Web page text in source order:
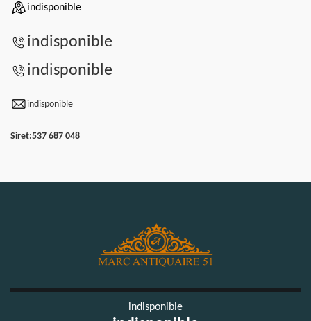
indisponible
indisponible
indisponible
indisponible
Siret:537 687 048
indisponible